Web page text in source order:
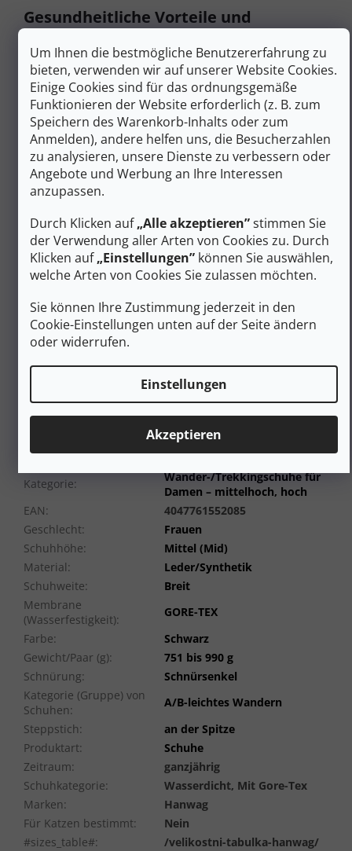
Um Ihnen die bestmögliche Benutzererfahrung zu
bieten, verwenden wir auf unserer Website Cookies.
Einige Cookies sind für das ordnungsgemäße
Funktionieren der Website erforderlich (z. B. zum
Speichern des Warenkorb-Inhalts oder zum
Anmelden), andere helfen uns, die Besucherzahlen
zu analysieren, unsere Dienste zu verbessern oder
Angebote und Werbung an Ihre Interessen
anzupassen.
Durch Klicken auf„Alle akzeptieren”stimmen Sie
der Verwendung aller Arten von Cookies zu. Durch
Klicken auf„Einstellungen” können Sie auswählen,
welche Arten von Cookies Sie zulassen möchten.
Sie können Ihre Zustimmung jederzeit in den
Cookie-Einstellungen unten auf der Seite ändern
oder widerrufen.
Einstellungen
Akzeptieren
Gesundheitliche Vorteile und
Ergonomie von Wanderschuhen
Die Stiefel sind so konzipiert, dass sie die Gesundheit von
Ballenfüßen langfristig erhalten. Mehr Platz im
Vorfußbereichverhindert schmerzhaften Druck auf das
deformierte Gelenk.Eine lokale Polsterungim Bereich
des Zehengrundgelenks beugt Blasen und Hühneraugen
vor. Der mittelhohe Schnitt bietet zusätzlichen Halt am
Knöchel, ohne die natürliche Bewegung einzuschränken.
Spezielles Schuhwerk zur Vorbeugung von
Blasen und Blasenbildung
Stabilisierung des Großzehengrundgelenks durch
erhöhte Steifigkeit im Vorfußbereich
Gleichmäßige Druckverteilung beim Gehen
verhindert schmerzhafte Stellen
die natürliche Flexibilität einzuschränken
Anatomisch geformte Bereiche für eine optimale
Unterstützung des Fußgewölbes und der Ferse
Bunion GTX Wanderschuh ermöglicht Ihnen ein
schmerzfreies Wandervergnügen mit dem zusätzlichen
Vorteil, dass die Gesundheit Ihrer Füße langfristig
unterstützt wird.
Zusätzliche Parameter
Kategorie:
Wander-/Trekkingschuhe für
Damen – mittelhoch, hoch
EAN:
4047761552085
Geschlecht:
Frauen
Schuhhöhe:
Mittel (Mid)
Material:
Leder/Synthetik
Schuhweite:
Breit
Membrane
(Wasserfestigkeit):
GORE-TEX
Farbe:
Schwarz
Gewicht/Paar (g):
751 bis 990 g
Schnürung:
Schnürsenkel
Kategorie (Gruppe) von
Schuhen:
A/B-leichtes Wandern
Steppstich:
an der Spitze
Produktart:
Schuhe
Zeitraum:
ganzjährig
Schuhkategorie:
Wasserdicht, Mit Gore-Tex
Marken:
Hanwag
Für Katzen bestimmt:
Nein
#sizes_table#:
/velikostni-tabulka-hanwag/